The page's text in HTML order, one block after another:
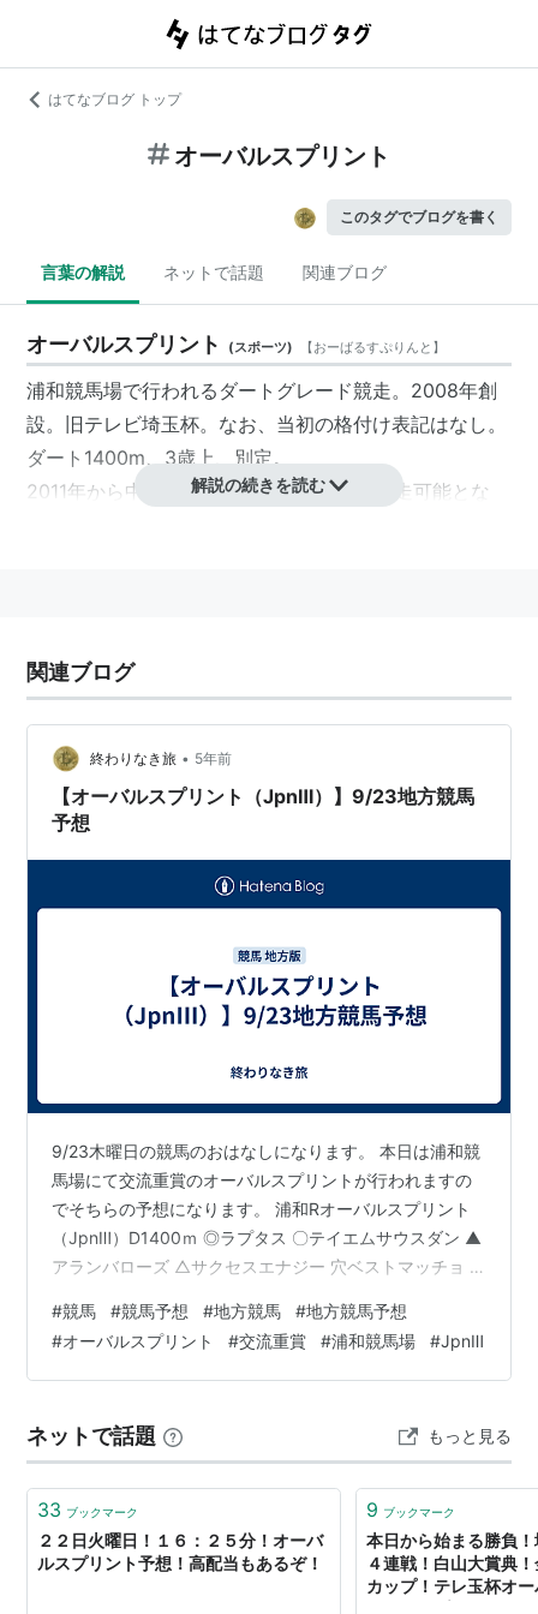
はてなブログ トップ
オーバルスプリント
このタグでブログを書く
言葉の解説 ネットで話題 関連ブログ
オーバルスプリント (スポーツ) 【おーばるすぷりんと 】
浦和競馬場で行われるダートグレード競走。2008年創
設。旧テレビ埼玉杯。なお、当初の格付け表記はなし。
ダート1400m、3歳上、別定。
2011年から中央所属馬、他地区所属馬も出走可能とな
回数 年月日
第22
2011年9月
浦和 ダ
解説の続きを読む
関連ブログ
終わりなき旅 • 5年前
【オーバルスプリント（JpnⅢ）】9/23地方競馬
予想
9/23木曜日の競馬のおはなしになります。 本日は浦和競
馬場にて交流重賞のオーバルスプリントが行われますの
でそちらの予想になります。 浦和Rオーバルスプリント
（JpnⅢ）D1400ｍ ◎ラプタス 〇テイエムサウスダン ▲
アランバローズ △サクセスエナジー 穴ベストマッチョ ◎
ただき、しっかり賞金を上積みしてもらい、JBCに出走
出来る可能性を高めて欲しいと思っています。 〇はテイ
エムサウスダンにしました。 ここ2戦の交流重賞も好走
した。 ▲はアランバローズです。 地方馬ながら昨年の2
歳時は、全…
#競馬 #競馬予想 #地方競馬 #地方競馬予想
#オーバルスプリント #交流重賞 #浦和競馬場 #JpnⅢ
ネットで話題 もっと見る
33 ブックマーク
２２日火曜日！１６：２５分！オーバ
ルスプリント予想！高配当もあるぞ！
9 ブックマーク
本日から始まる勝負
４連戦！白山大賞典
カップ！テレ玉杯オ